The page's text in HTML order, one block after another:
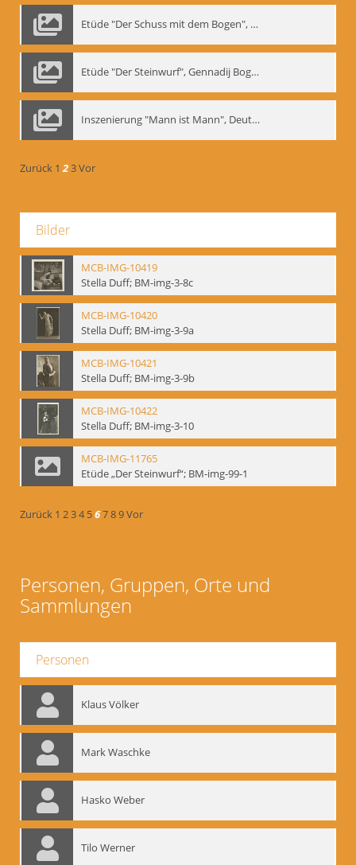
Etüde "Der Schuss mit dem Bogen", Gennadij Bogdanow
Etüde "Der Steinwurf", Gennadij Bogdanow
Inszenierung "Mann ist Mann", Deutsches Theater Berlin, 1997
Zurück 1 23Vor
Bilder
MCB-IMG-10419
Stella Duff; BM-img-3-8c
MCB-IMG-10420
Stella Duff; BM-img-3-9a
MCB-IMG-10421
Stella Duff; BM-img-3-9b
MCB-IMG-10422
Stella Duff; BM-img-3-10
MCB-IMG-11765
Etüde „Der Steinwurf“; BM-img-99-1
Zurück 1 234 56789Vor
Personen, Gruppen, Orte und
Sammlungen
Personen
Klaus Völker
Mark Waschke
Hasko Weber
Tilo Werner